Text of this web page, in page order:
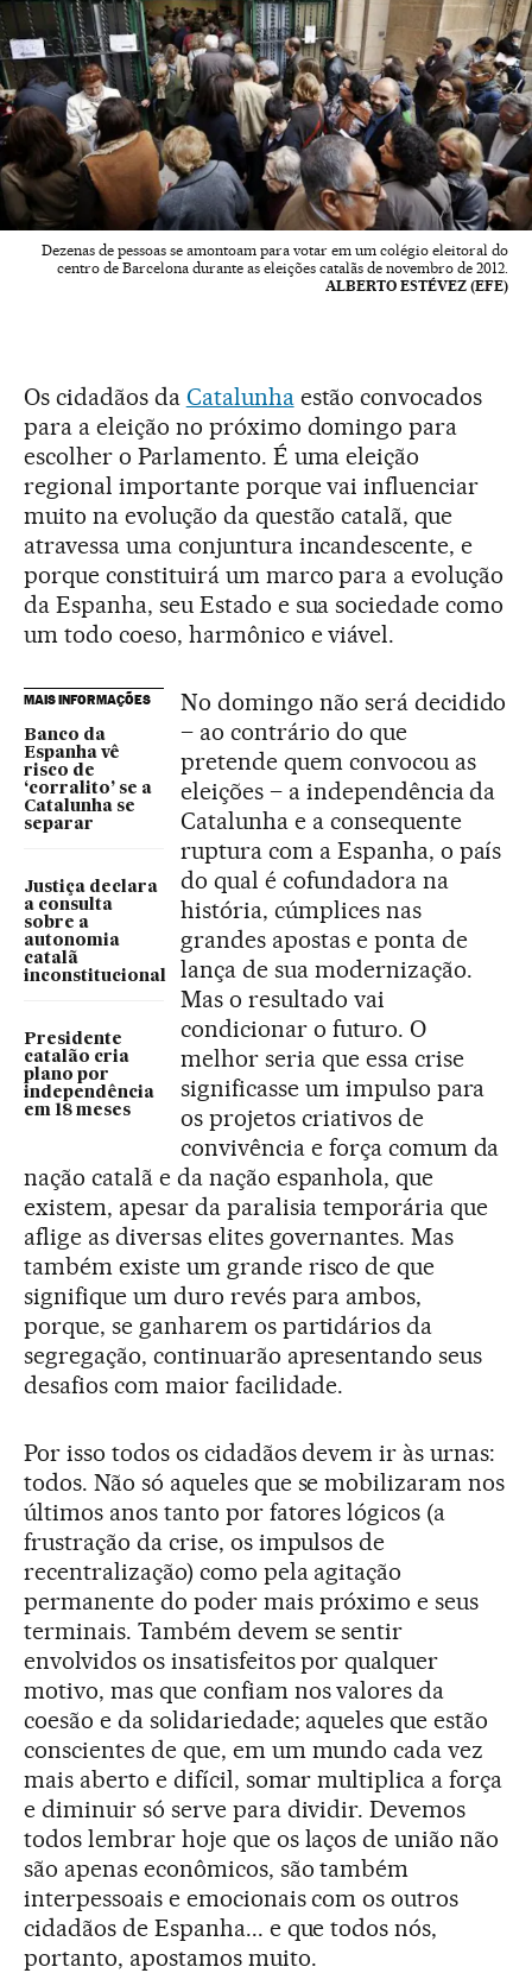
Dezenas de pessoas se amontoam para votar em um colégio eleitoral do
centro de Barcelona durante as eleições catalãs de novembro de 2012.
ALBERTO ESTÉVEZ (EFE)
Os cidadãos da Catalunhaestão convocados
para a eleição no próximo domingo para
escolher o Parlamento. É uma eleição
regional importante porque vai influenciar
muito na evolução da questão catalã, que
atravessa uma conjuntura incandescente, e
porque constituirá um marco para a evolução
da Espanha, seu Estado e sua sociedade como
um todo coeso, harmônico e viável.
MAIS INFORMAÇÕES
Banco da
Espanha vê
risco de
‘corralito’ se a
Catalunha se
separar
Justiça declara
a consulta
sobre a
autonomia
catalã
inconstitucional
Presidente
catalão cria
plano por
independência
em 18 meses
No domingo não será decidido
– ao contrário do que
pretende quem convocou as
eleições – a independência da
Catalunha e a consequente
ruptura com a Espanha, o país
do qual é cofundadora na
história, cúmplices nas
grandes apostas e ponta de
lança de sua modernização.
Mas o resultado vai
condicionar o futuro. O
melhor seria que essa crise
significasse um impulso para
os projetos criativos de
convivência e força comum da
nação catalã e da nação espanhola, que
existem, apesar da paralisia temporária que
aflige as diversas elites governantes. Mas
também existe um grande risco de que
signifique um duro revés para ambos,
porque, se ganharem os partidários da
segregação, continuarão apresentando seus
desafios com maior facilidade.
Por isso todos os cidadãos devem ir às urnas:
todos. Não só aqueles que se mobilizaram nos
últimos anos tanto por fatores lógicos (a
frustração da crise, os impulsos de
recentralização) como pela agitação
permanente do poder mais próximo e seus
terminais. Também devem se sentir
envolvidos os insatisfeitos por qualquer
motivo, mas que confiam nos valores da
coesão e da solidariedade; aqueles que estão
conscientes de que, em um mundo cada vez
mais aberto e difícil, somar multiplica a força
e diminuir só serve para dividir. Devemos
todos lembrar hoje que os laços de união não
são apenas econômicos, são também
interpessoais e emocionais com os outros
cidadãos de Espanha... e que todos nós,
portanto, apostamos muito.